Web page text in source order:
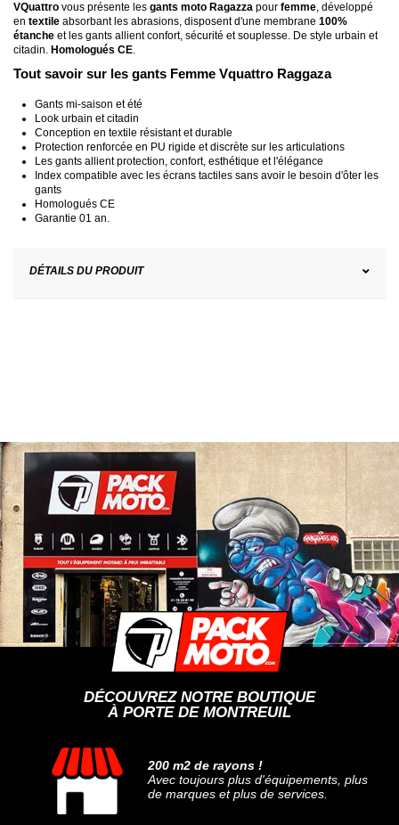
VQuattro vous présente les gants moto Ragazza pour femme, développé
en textile absorbant les abrasions, disposent d'une membrane 100%
étanche et les gants allient confort, sécurité et souplesse. De style urbain et
citadin. Homologués CE.
Tout savoir sur les gants Femme Vquattro Raggaza
Gants mi-saison et été
Look urbain et citadin
Conception en textile résistant et durable
Protection renforcée en PU rigide et discrète sur les articulations
Les gants allient protection, confort, esthétique et l'élégance
Index compatible avec les écrans tactiles sans avoir le besoin d'ôter les
gants
Homologués CE
Garantie 01 an.
DÉTAILS DU PRODUIT
DÉCOUVREZ NOTRE BOUTIQUE
À PORTE DE MONTREUIL
200 m2 de rayons !
Avec toujours plus d'équipements, plus
de marques et plus de services.